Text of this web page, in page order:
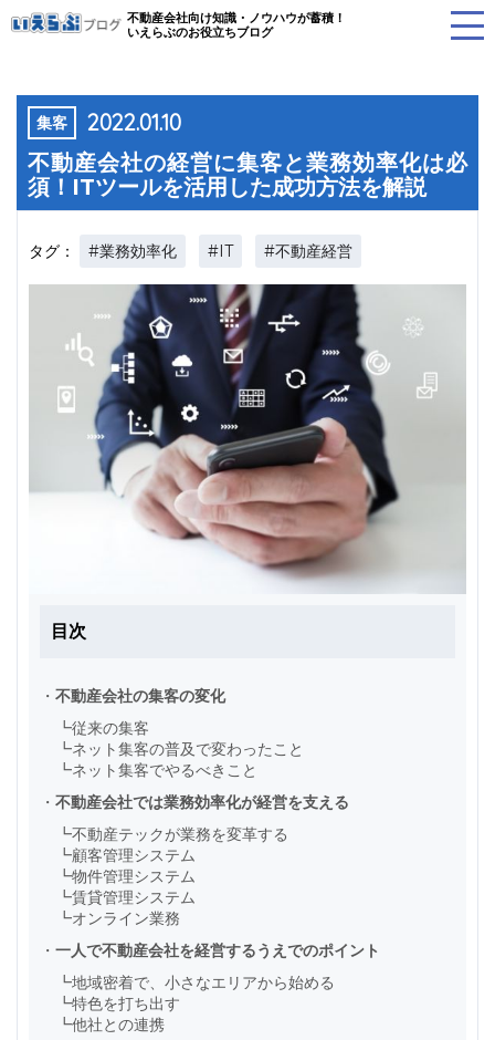
不動産会社向け知識・ノウハウが蓄積！
いえらぶのお役立ちブログ
集客 2022.01.10
不動産会社の経営に集客と業務効率化は必
須！ITツールを活用した成功方法を解説
タグ： #業務効率化 #IT #不動産経営
目次
・ 不動産会社の集客の変化
┗従来の集客
┗ネット集客の普及で変わったこと
┗ネット集客でやるべきこと
・ 不動産会社では業務効率化が経営を支える
┗不動産テックが業務を変革する
┗顧客管理システム
┗物件管理システム
┗賃貸管理システム
┗オンライン業務
・ 一人で不動産会社を経営するうえでのポイント
┗地域密着で、小さなエリアから始める
┗特色を打ち出す
┗他社との連携